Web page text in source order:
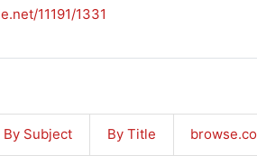
11191/1331
By Subject By Title